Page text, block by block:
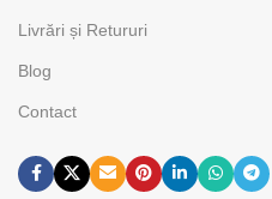
Livrări și Retururi
Blog
Contact